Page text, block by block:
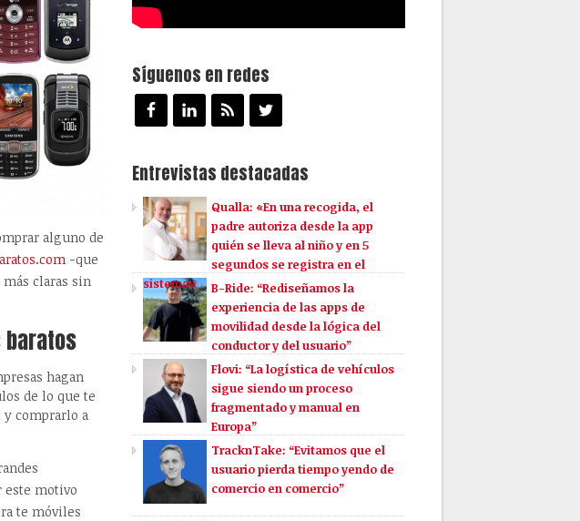
alguno de
-que
claras sin
baratos
hagan
de lo que te
comprarlo a
este motivo
te móviles
Síguenos en redes
Entrevistas destacadas
Qualla: «En una recogida, el
padre autoriza desde la app
quién se lleva al niño y en 5
segundos se registra en el
sistema»
B-Ride: “Rediseñamos la
experiencia de las apps de
movilidad desde la lógica del
conductor y del usuario”
Flovi: “La logística de vehículos
sigue siendo un proceso
fragmentado y manual en
Europa”
TracknTake: “Evitamos que el
usuario pierda tiempo yendo de
comercio en comercio”